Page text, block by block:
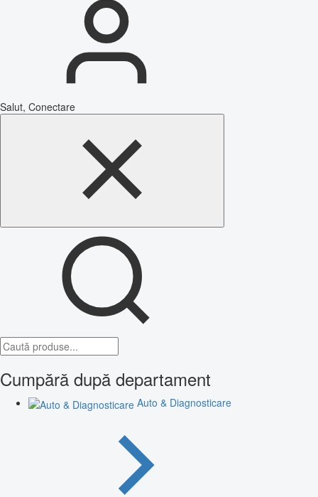
Salut, Conectare
Cumpără după departament
Auto & Diagnosticare